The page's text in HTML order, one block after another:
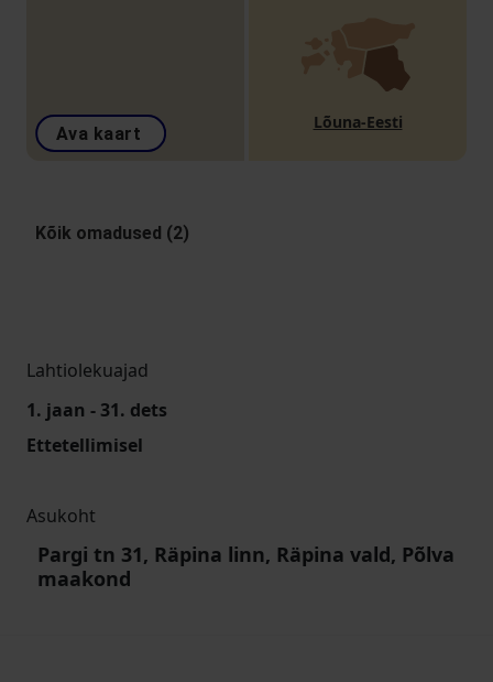
Ava kaart
Lõuna-Eesti
Kõik omadused (2)
Lahtiolekuajad
1. jaan - 31. dets
Ettetellimisel
Asukoht
Pargi tn 31, Räpina linn, Räpina vald, Põlva
maakond